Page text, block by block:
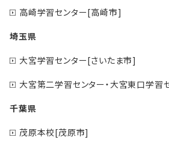
高崎学習センター[高崎市]
埼玉県
大宮学習センター[さいたま市]
大宮第二学習センター・大宮東口学習
千葉県
茂原本校[茂原市]